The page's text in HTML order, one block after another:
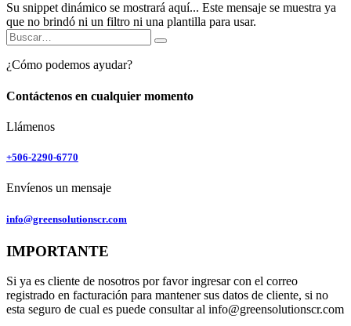
Su snippet dinámico se mostrará aquí... Este mensaje se muestra ya
que no brindó ni un filtro ni una plantilla para usar.
¿Cómo podemos ayudar?
Contáctenos en cualquier momento
Llámenos
+506-2290-6770
Envíenos un mensaje
info@greensolutionscr.com
IMPORTANTE
Si ya es cliente de nosotros por favor ingresar con el correo
registrado en facturación para mantener sus datos de cliente, si no
esta seguro de cual es puede consultar al info@greensolutionscr.com